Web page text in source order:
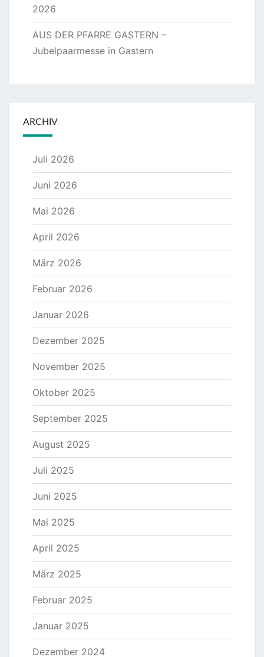
2026
AUS DER PFARRE GASTERN –
Jubelpaarmesse in Gastern
ARCHIV
Juli 2026
Juni 2026
Mai 2026
April 2026
März 2026
Februar 2026
Januar 2026
Dezember 2025
November 2025
Oktober 2025
September 2025
August 2025
Juli 2025
Juni 2025
Mai 2025
April 2025
März 2025
Februar 2025
Januar 2025
Dezember 2024